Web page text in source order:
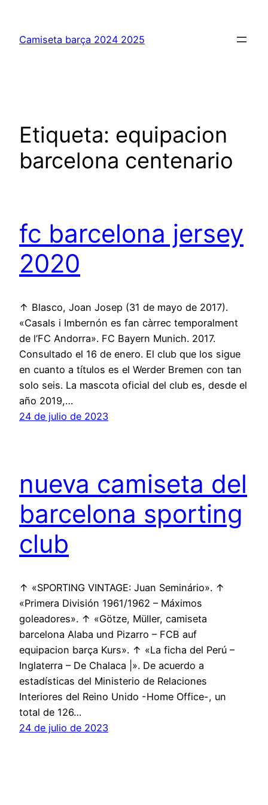
contenido
Camiseta barça 2024 2025
Etiqueta: equipacion
barcelona centenario
fc barcelona jersey
2020
↑ Blasco, Joan Josep (31 de mayo de 2017).
«Casals i Imbernón es fan càrrec temporalment
de l’FC Andorra». FC Bayern Munich. 2017.
Consultado el 16 de enero. El club que los sigue
en cuanto a títulos es el Werder Bremen con tan
solo seis. La mascota oficial del club es, desde el
año 2019,…
24 de julio de 2023
nueva camiseta del
barcelona sporting
club
↑ «SPORTING VINTAGE: Juan Seminário». ↑
«Primera División 1961/1962 – Máximos
goleadores». ↑ «Götze, Müller, camiseta
barcelona Alaba und Pizarro – FCB auf
equipacion barça Kurs». ↑ «La ficha del Perú –
Inglaterra – De Chalaca |». De acuerdo a
estadísticas del Ministerio de Relaciones
Interiores del Reino Unido -Home Office-, un
total de 126…
24 de julio de 2023